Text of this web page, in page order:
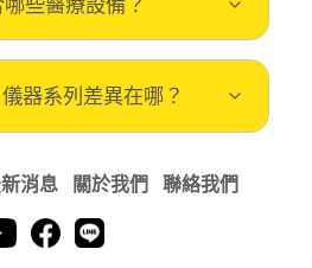
器系列差異在哪？
消息 關於我們 聯絡我們